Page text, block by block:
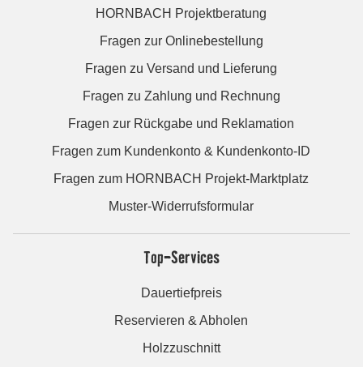
HORNBACH Projektberatung
Fragen zur Onlinebestellung
Fragen zu Versand und Lieferung
Fragen zu Zahlung und Rechnung
Fragen zur Rückgabe und Reklamation
Fragen zum Kundenkonto & Kundenkonto-ID
Fragen zum HORNBACH Projekt-Marktplatz
Muster-Widerrufsformular
Top-Services
Dauertiefpreis
Reservieren & Abholen
Holzzuschnitt